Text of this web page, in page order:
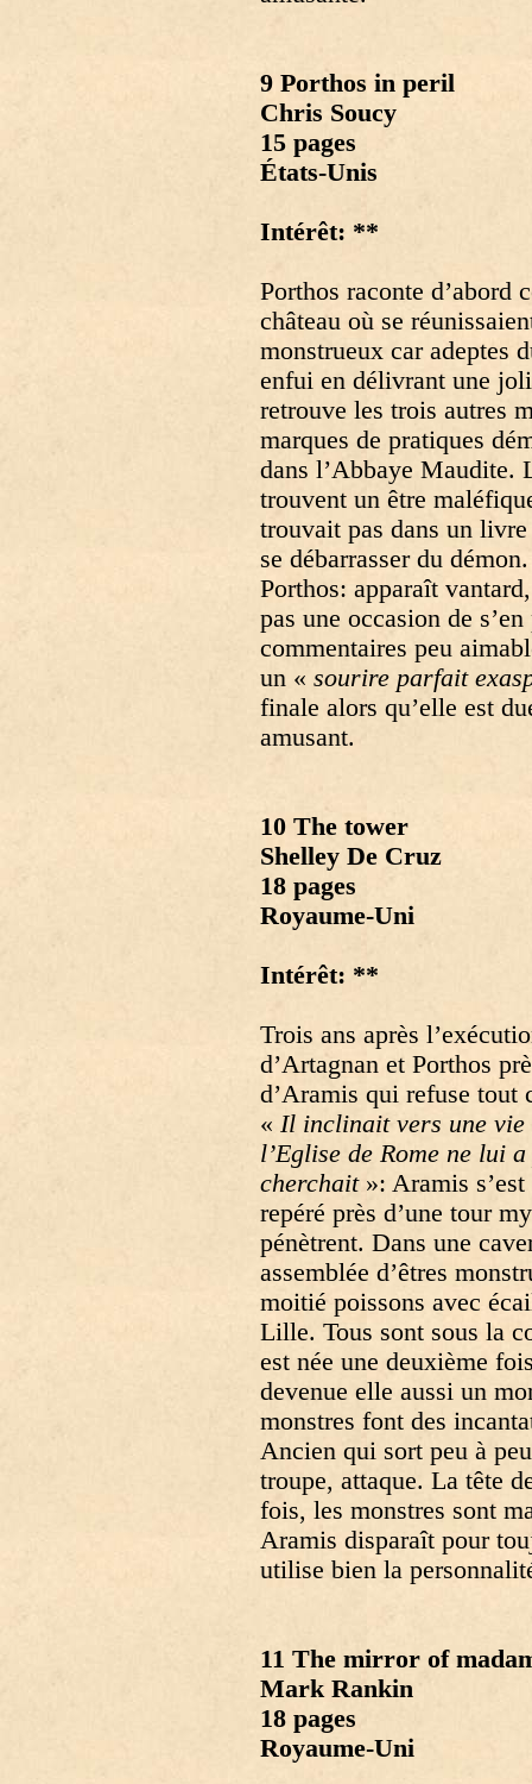
9 Porthos in peril
Chris Soucy
15 pages
États-Unis
Intérêt: **
Porthos raconte d’abord
château où se
monstrueux car adeptes
enfui en délivrant une
retrouve les trois autres
marques de pratiques
dans l’Abbaye Maudite.
trouvent un être
trouvait pas dans un
se débarrasser du
Porthos: apparaît
pas une occasion de
commentaires peu
un « sourire parfait
finale alors qu’elle est
amusant.
10 The tower
Shelley De Cruz
18 pages
Royaume-Uni
Intérêt: **
Trois ans après
d’Artagnan et Porthos
d’Aramis qui refuse tout
« Il inclinait vers une vie
l’Eglise de Rome ne lui
cherchait»: Aramis s’est
repéré près d’une tour
pénètrent. Dans une
assemblée d’êtres
moitié poissons avec
Lille. Tous sont sous la
est née une deuxième
devenue elle aussi un
monstres font des
Ancien qui sort peu à
troupe, attaque. La tête
fois, les monstres sont
Aramis disparaît pour
utilise bien la
11 The mirror of
Mark Rankin
18 pages
Royaume-Uni